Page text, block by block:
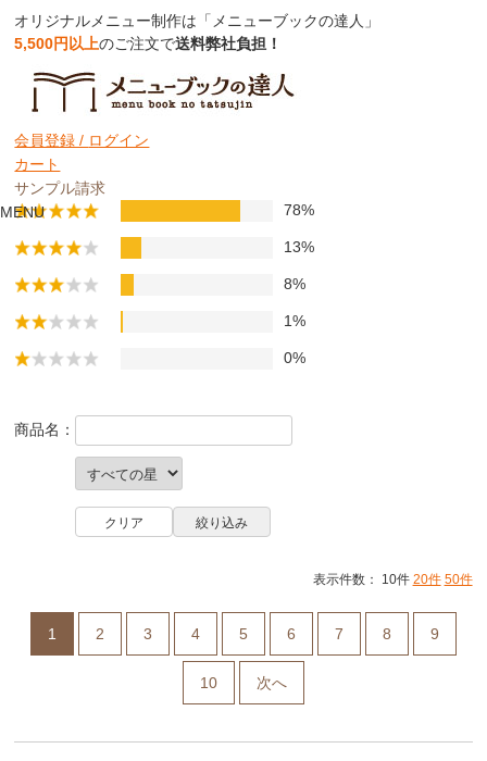
オリジナルメニュー制作は「メニューブックの達人」
5,500円以上のご注文で送料弊社負担！
会員登録 / ログイン
カート
サンプル請求
MENU
お客様の口コミ評価
口コミ件数：237件
78%
13%
8%
1%
0%
商品名：
表示件数： 10件 20件 50件
1 2 3 4 5 6 7 8 9
10 次へ